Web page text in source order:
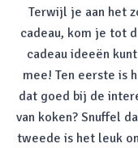
Terwijl je aan het
cadeau, kom je tot
cadeau ideeën
mee! Ten eerste is
dat goed bij de
van koken? Snuffel
tweede is het leuk